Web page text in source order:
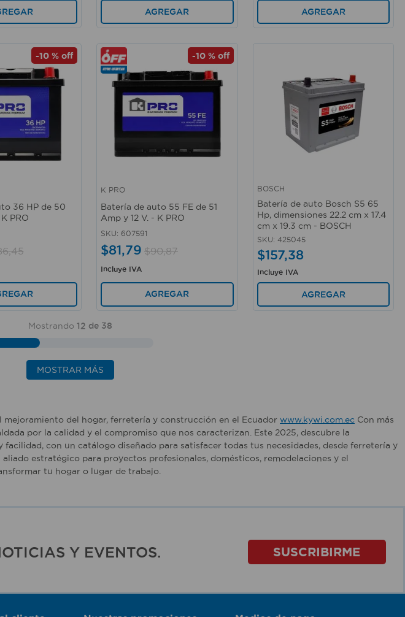
AGREGAR AGREGAR
-10 % off
36 HP de 50
PRO
,45
-10 %off
K PRO
Batería de auto 55 FE de 51
Amp y 12 V. - K PRO
SKU: 607591
$81,79 $90,87
Incluye IVA
AGREGAR
BOSCH
Batería de auto Bosch S5 65
Hp, dimensiones 22.2 cm x 17.4
cm x 19.3 cm - BOSCH
SKU: 425045
$157,38
Incluye IVA
AGREGAR
Mostrando 12 de 38
MOSTRAR MÁS
del hogar, ferretería y construcción en el Ecuador www.kywi.com.ec Con más
por la calidad y el compromiso que nos caracterizan. Este 2025, descubre la
con un catálogo diseñado para satisfacer todas tus necesidades, desde ferretería y
estratégico para proyectos profesionales, domésticos, remodelaciones y el
tu hogar o lugar de trabajo.
Y EVENTOS. SUSCRIBIRME